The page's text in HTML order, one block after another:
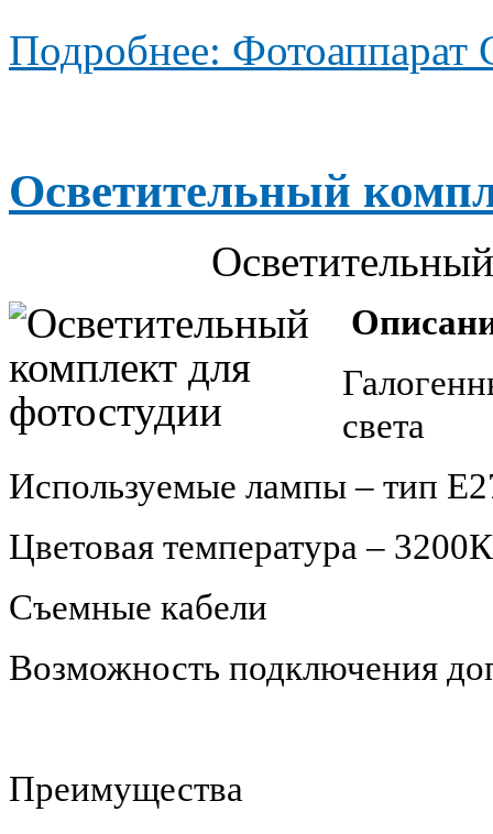
Подробнее: Фотоаппарат
Осветительный
света
Используемые лампы – тип
Цветовая температура – 3200К
Съемные кабели
Возможность подключения
Преимущества